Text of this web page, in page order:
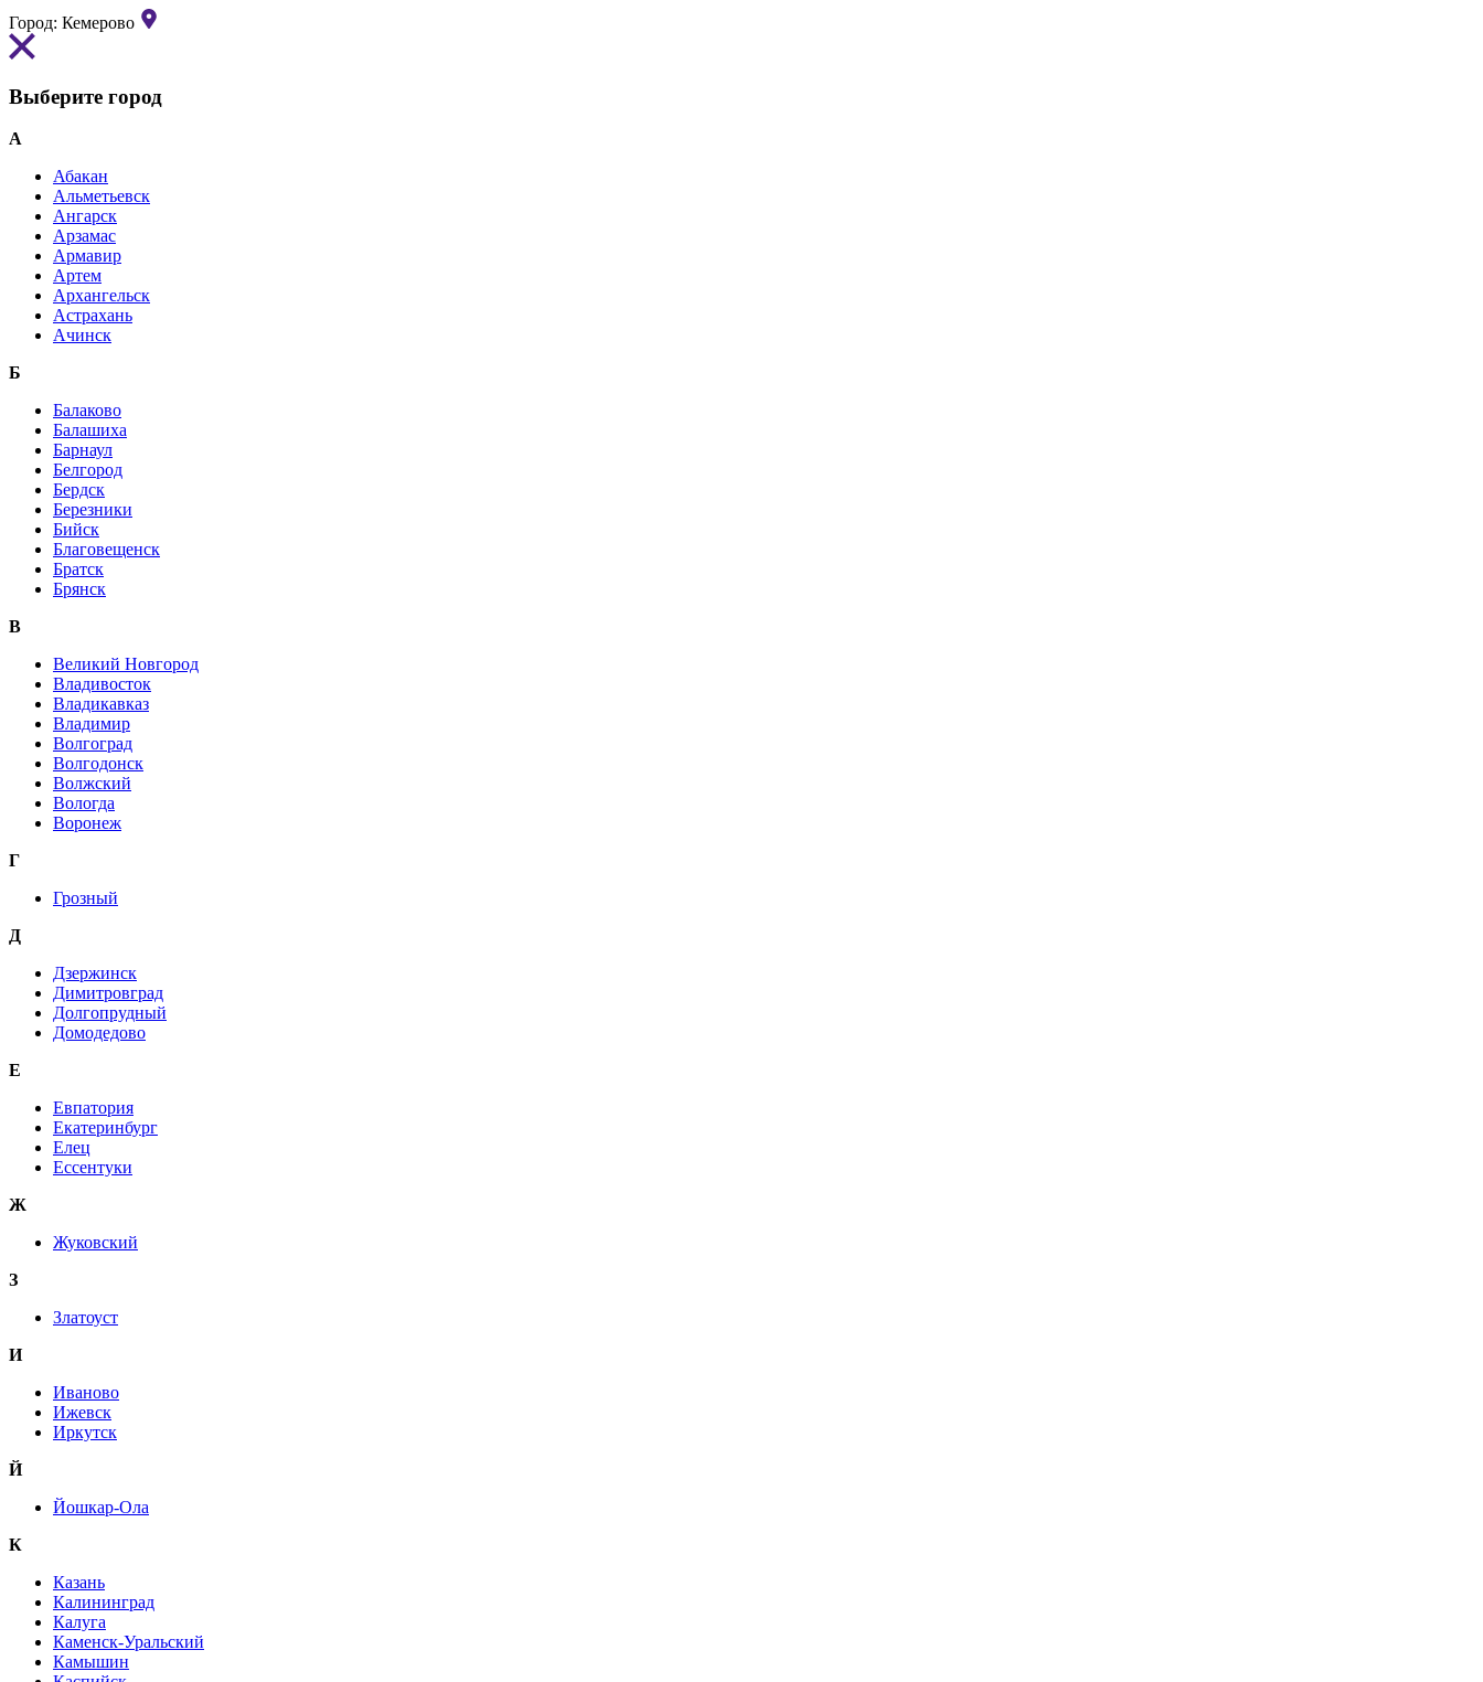
Город: Кемерово
Выберите город
А
Абакан
Альметьевск
Ангарск
Арзамас
Армавир
Артем
Архангельск
Астрахань
Ачинск
Б
Балаково
Балашиха
Барнаул
Белгород
Бердск
Березники
Бийск
Благовещенск
Братск
Брянск
В
Великий Новгород
Владивосток
Владикавказ
Владимир
Волгоград
Волгодонск
Волжский
Вологда
Воронеж
Г
Грозный
Д
Дзержинск
Димитровград
Долгопрудный
Домодедово
Е
Евпатория
Екатеринбург
Елец
Ессентуки
Ж
Жуковский
З
Златоуст
И
Иваново
Ижевск
Иркутск
Й
Йошкар-Ола
К
Казань
Калининград
Калуга
Каменск-Уральский
Камышин